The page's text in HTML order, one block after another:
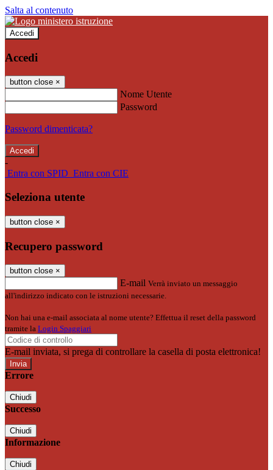
Salta al contenuto
Accedi
Accedi
button close ×
Nome Utente
Password
Password dimenticata?
-
Entra con SPID Entra con CIE
Seleziona utente
button close ×
Recupero password
button close ×
E-mail Verrà inviato un messaggio
all'indirizzo indicato con le istruzioni necessarie.
Non hai una e-mail associata al nome utente? Effettua il reset della password
tramite la Login Spaggiari
E-mail inviata, si prega di controllare la casella di posta elettronica!
Errore
Chiudi
Successo
Chiudi
Informazione
Chiudi